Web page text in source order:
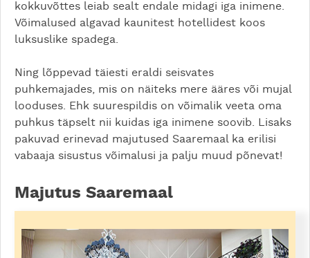
kokkuvõttes leiab sealt endale midagi iga inimene.
Võimalused algavad kaunitest hotellidest koos
luksuslike spadega.
Ning lõppevad täiesti eraldi seisvates
puhkemajades, mis on näiteks mere ääres või mujal
looduses. Ehk suurespildis on võimalik veeta oma
puhkus täpselt nii kuidas iga inimene soovib. Lisaks
pakuvad erinevad majutused Saaremaal ka erilisi
vabaaja sisustus võimalusi ja palju muud põnevat!
Majutus Saaremaal